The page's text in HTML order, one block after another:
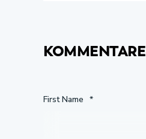
KOMMENTARE
First Name *